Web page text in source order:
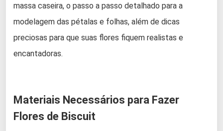
massa caseira, o passo a passo detalhado para a
modelagem das pétalas e folhas, além de dicas
preciosas para que suas flores fiquem realistas e
encantadoras.
Materiais Necessários para Fazer
Flores de Biscuit